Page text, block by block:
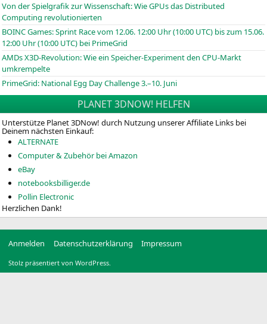
Von der Spielgrafik zur Wissenschaft: Wie GPUs das Distributed
Computing revolutionierten
BOINCGames: Sprint Race vom 12.06. 12:00 Uhr (10:00 UTC) bis zum 15.06.
12:00 Uhr (10:00 UTC) bei PrimeGrid
AMDs X3D-Revolution: Wie ein Speicher-Experiment den CPU-Markt
umkrempelte
PrimeGrid: National Egg Day Challenge 3.–10. Juni
PLANET 3DNOW! HELFEN
Unterstütze Planet 3DNow! durch Nutzung unserer Affiliate Links bei
Deinem nächsten Einkauf:
ALTERNATE
Computer & Zubehör bei Amazon
eBay
notebooksbilliger.de
Pollin Electronic
Herzlichen Dank!
Anmelden Datenschutzerklärung Impressum
Stolz präsentiert von WordPress.